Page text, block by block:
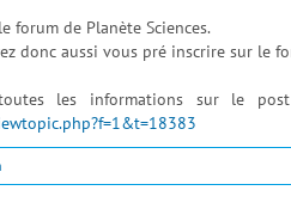
forum de Planète Sciences.
donc aussi vous pré inscrire sur le
les informations sur le